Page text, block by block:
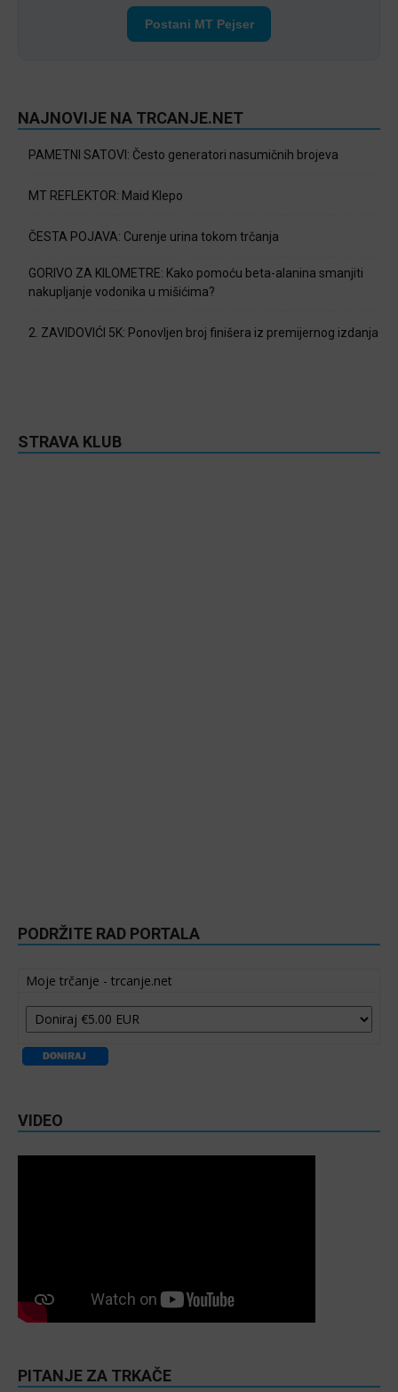
Postani MT Pejser
NAJNOVIJE NA TRCANJE.NET
PAMETNI SATOVI: Često generatori nasumičnih brojeva
MT REFLEKTOR: Maid Klepo
ČESTA POJAVA: Curenje urina tokom trčanja
GORIVO ZA KILOMETRE: Kako pomoću beta-alanina smanjiti
nakupljanje vodonika u mišićima?
2. ZAVIDOVIĆI 5K: Ponovljen broj finišera iz premijernog izdanja
STRAVA KLUB
PODRŽITE RAD PORTALA
Moje trčanje - trcanje.net
VIDEO
PITANJE ZA TRKAČE